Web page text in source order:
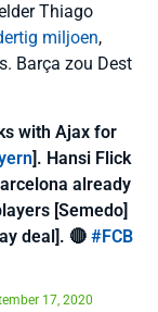
Thiago
miljoen,
Barça zou Dest
with Ajax for
]. Hansi Flick
already
[Semedo]
deal]. 🔴 #FCB
17, 2020